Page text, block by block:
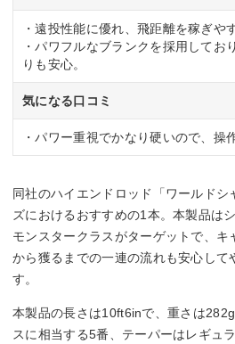
・遠投性能に優れ、飛距離を稼ぎや
・パワフルなブランクを採用してお
りも安心。
気になる口コミ
・パワー重視でかなり硬いので、操
同社のハイエンドロッド「ワールドシ
ズにおけるおすすめの1本。本製品は
モンスタークラスがターゲットで、キ
から獲るまでの一連の流れも安心して
す。
本製品の長さは10ft6inで、重さは
スに相当する5番、テーパーはレギュ